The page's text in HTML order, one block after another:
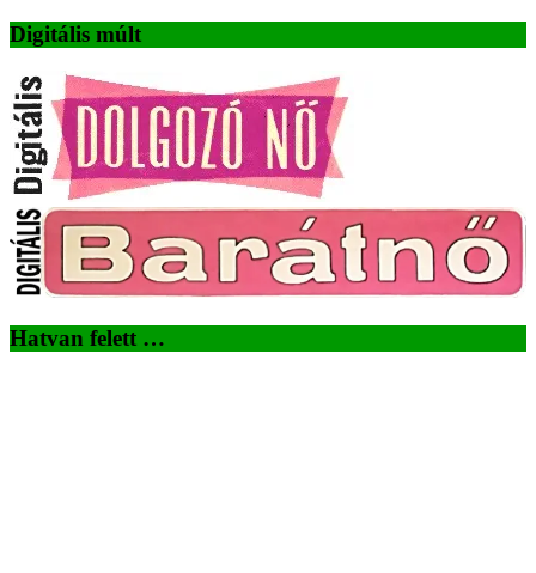
Digitális múlt
Hatvan felett …